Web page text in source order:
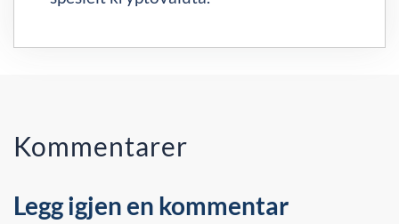
Kommentarer
Legg igjen en kommentar